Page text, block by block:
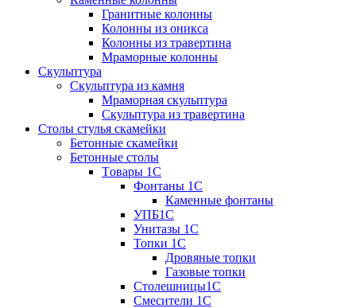
Гранитные колонны
Колонны из оникса
Колонны из травертина
Мраморные колонны
Скульптура
Скульптура из камня
Мраморная скульптура
Скульптура из травертина
Столы стулья скамейки
Бетонные скамейки
Бетонные столы
Tовары 1C
Фонтаны 1C
Каменные фонтаны
УПБ1С
Унитазы 1С
Топки 1С
Дровяные топки
Газовые топки
Столешницы1С
Смесители 1С